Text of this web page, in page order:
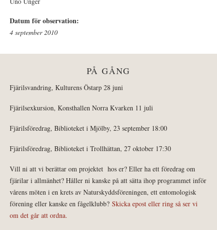
Datum för observation:
4 september 2010
PÅ GÅNG
Fjärilsvandring, Kulturens Östarp 28 juni
Fjärilsexkursion, Konsthallen Norra Kvarken 11 juli
Fjärilsföredrag, Biblioteket i Mjölby, 23 september 18:00
Fjärilsföredrag, Biblioteket i Trollhättan, 27 oktober 17:30
Vill ni att vi berättar om projektet hos er? Eller ha ett föredrag om
fjärilar i allmänhet? Håller ni kanske på att sätta ihop programmet inför
vårens möten i en krets av Naturskyddsföreningen, ett entomologisk
förening eller kanske en fågelklubb? Skicka epost eller ring så ser vi
om det går att ordna.